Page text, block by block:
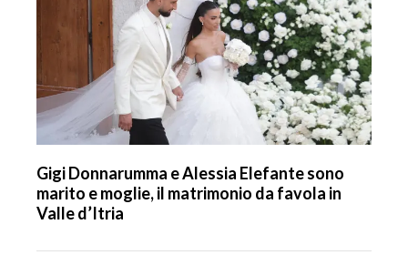
Gigi Donnarumma e Alessia Elefante sono
marito e moglie, il matrimonio da favola in
Valle d’Itria